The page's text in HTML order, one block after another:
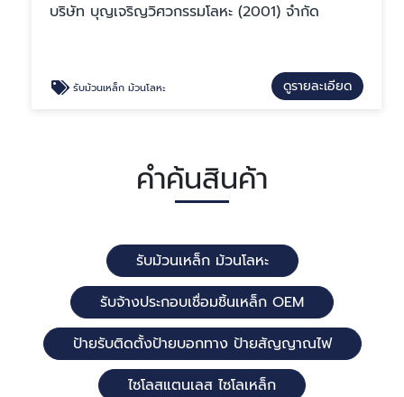
บริษัท บุญเจริญวิศวกรรมโลหะ (2001) จำกัด
รับม้วนเหล็ก ม้วนโลหะ ดูรายละเอียด
คำค้นสินค้า
รับม้วนเหล็ก ม้วนโลหะ
รับจ้างประกอบเชื่อมชิ้นเหล็ก OEM
ป้ายรับติดตั้งป้ายบอกทาง ป้ายสัญญาณไฟ
ไซโลสแตนเลส ไซโลเหล็ก